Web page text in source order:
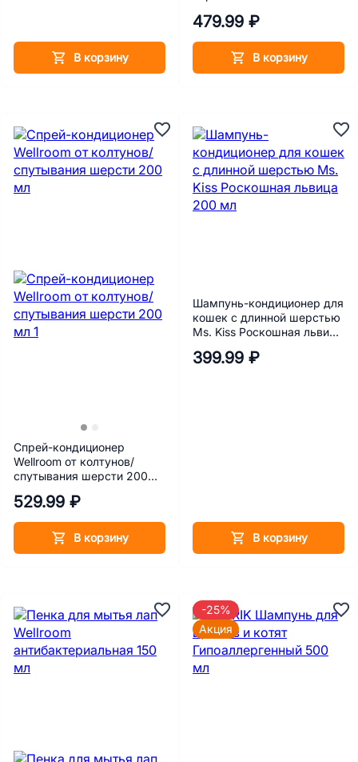
В корзину
479.99 ₽
В корзину
Спрей-кондиционер
Wellroom от колтунов/
спутывания шерсти 200
529.99 ₽
В корзину
Шампунь-кондиционер для
кошек с длинной шерстью
Ms. Kiss Роскошная львица
399.99 ₽
В корзину
-25%
Акция